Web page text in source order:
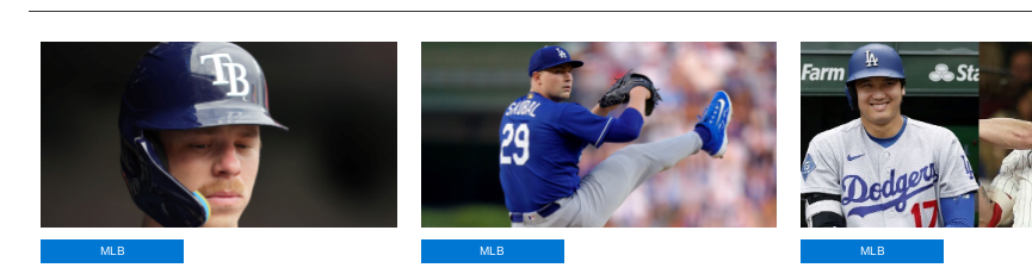
MLB MLB MLB